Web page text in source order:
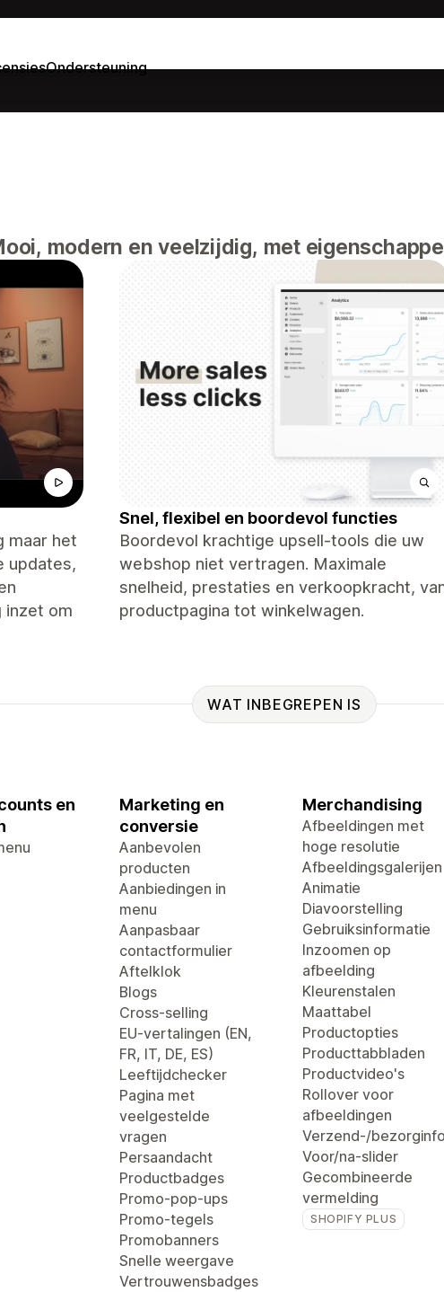
Ondersteuning
modern en veelzijdig, met
maar het
updates,
inzet om
Snel, flexibel en boordevol functies
Boordevol krachtige upsell-tools die uw
webshop niet vertragen. Maximale
snelheid, prestaties en verkoopkracht,
productpagina tot winkelwagen.
WAT INBEGREPEN IS
en
Marketing en
conversie
Aanbevolen
producten
Aanbiedingen in
menu
Aanpasbaar
contactformulier
Aftelklok
Blogs
Cross-selling
EU-vertalingen (EN,
FR, IT, DE, ES)
Leeftijdchecker
Pagina met
veelgestelde
vragen
Persaandacht
Productbadges
Promo-pop-ups
Promo-tegels
Promobanners
Snelle weergave
Vertrouwensbadges
Merchandising
Afbeeldingen met
hoge resolutie
Afbeeldingsgalerijen
Animatie
Diavoorstelling
Gebruiksinformatie
Inzoomen op
afbeelding
Kleurenstalen
Maattabel
Productopties
Producttabbladen
Productvideo's
Rollover voor
afbeeldingen
Verzend-/
Voor/na-slider
Gecombineerde
vermelding
SHOPIFY PLUS